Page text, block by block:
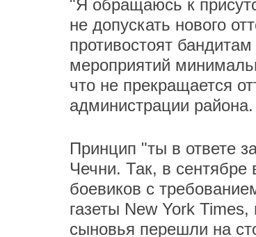
"Я обращаюсь к
не допускать нового
противостоят
мероприятий
что не прекращается
администрации района.
Принцип "ты в ответе
Чечни. Так, в сентябре
боевиков с
газеты New York
сыновья перешли на